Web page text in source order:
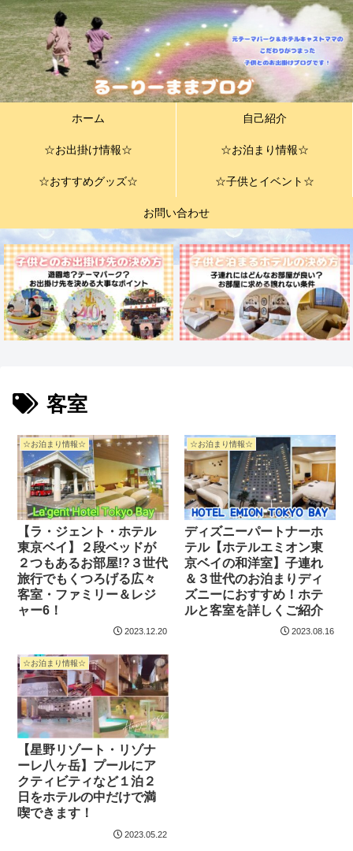
ホーム 自己紹介
☆お出掛け情報☆ ☆お泊まり情報☆
☆おすすめグッズ☆ ☆子供とイベント☆
お問い合わせ
客室
☆お泊まり情報☆
【ラ・ジェント・ホテル
東京ベイ】２段ベッドが
２つもあるお部屋!?３世代
旅行でもくつろげる広々
客室・ファミリー＆レジ
ャー6！
2023.12.20
☆お泊まり情報☆
ディズニーパートナーホ
テル【ホテルエミオン東
京ベイの和洋室】子連れ
＆３世代のお泊まりディ
ズニーにおすすめ！ホテ
ルと客室を詳しくご紹介
2023.08.16
☆お泊まり情報☆
【星野リゾート・リゾナ
ーレ八ヶ岳】プールにア
クティビティなど１泊２
日をホテルの中だけで満
喫できます！
2023.05.22